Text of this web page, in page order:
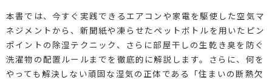
本書では、今すぐ実践できるエアコンや家電を駆使した空気マ
ネジメントから、新聞紙や凍らせたペットボトルを用いたピン
ポイントの除湿テクニック、さらに部屋干しの生乾き臭を防ぐ
洗濯物の配置ルールまでを徹底的に解説します。さらに、何を
やっても解決しない頑固な湿気の正体である「住まいの断熱欠